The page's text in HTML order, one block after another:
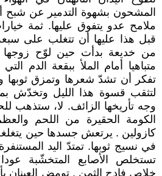
المشحون بشهوة التدمير عن شبح
ملامح عدو يتفوق عليها. ثمة
قبل هذا عليها أن تتغلب على سبعة
من خديعة بدأت حين لوّح زوجها
متباهيا أمام الملأ ببقعة الدم
تفكر أن تشدّ شعرها وتمزق ثوبها
لتثقب قسوة هذا الليل وتخدّش
وجه تأريخها الزائف. لا، ستذهب
الكومة الحقيرة من اللحم
كازولين . يرتعش جسدها حين يتغلغل
في نسيج ثوبها. تمتدّ اليد
تستخلص الأصابع المتخشّبة
خلاص فادح الثمن . تومض العينان